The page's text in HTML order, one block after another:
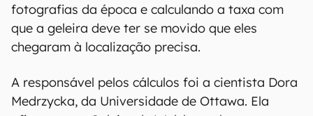
fotografias da época e calculando a taxa com
que a geleira deve ter se movido que eles
chegaram à localização precisa.
A responsável pelos cálculos foi a cientista Dora
Medrzycka, da Universidade de Ottawa. Ela